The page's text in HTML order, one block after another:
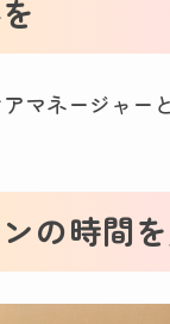
マネージャー
の時間